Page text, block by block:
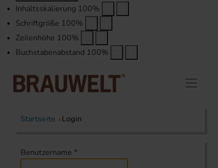
Inhaltsskalierung 100%
Schriftgröße 100%
Zeilenhöhe 100%
Buchstabenabstand 100%
Startseite Login
Benutzername *